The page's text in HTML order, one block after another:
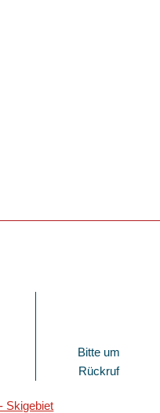
Bitte um
Rückruf